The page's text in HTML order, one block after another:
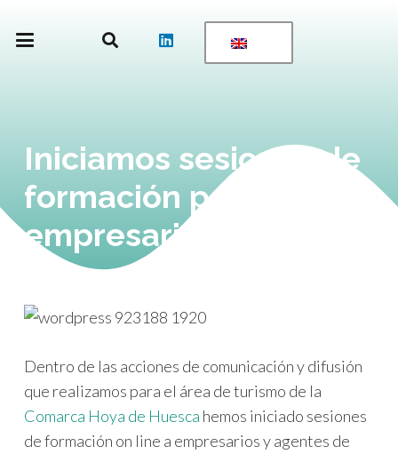
Iniciamos sesiones de
formación para
empresarios turísticos
Dentro de las acciones de comunicación y difusión
que realizamos para el área de turismo de la
Comarca Hoya de Huesca hemos iniciado sesiones
de formación on line a empresarios y agentes de